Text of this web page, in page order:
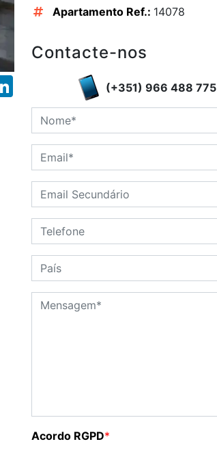
Apartamento Ref.: 14078
Contacte-nos
(+351) 966 488 775
Acordo RGPD*